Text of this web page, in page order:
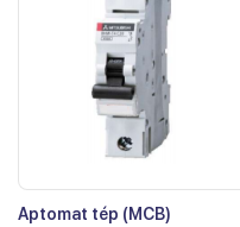
Aptomat tép (MCB)